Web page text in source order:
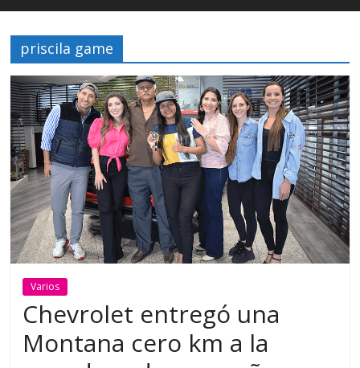
priscila game
Varios
Chevrolet entregó una
Montana cero km a la